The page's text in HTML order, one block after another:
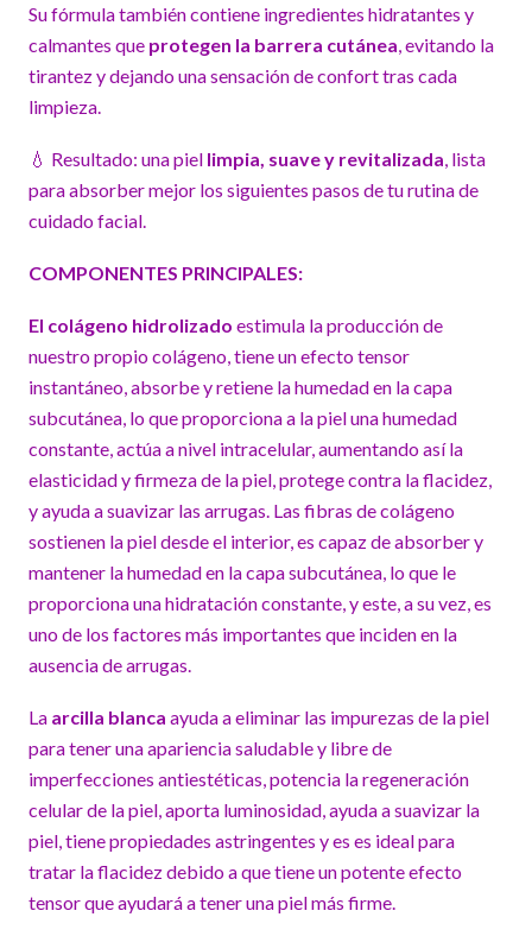
Su fórmula también contiene ingredientes hidratantes y
calmantes que protegen la barrera cutánea, evitando la
tirantez y dejando una sensación de confort tras cada
limpieza.
💧 Resultado: una piel limpia, suave y revitalizada, lista
para absorber mejor los siguientes pasos de tu rutina de
cuidado facial.
COMPONENTES PRINCIPALES:
El colágeno hidrolizado estimula la producción de
nuestro propio colágeno, tiene un efecto tensor
instantáneo, absorbe y retiene la humedad en la capa
subcutánea, lo que proporciona a la piel una humedad
constante, actúa a nivel intracelular, aumentando así la
elasticidad y firmeza de la piel, protege contra la flacidez,
y ayuda a suavizar las arrugas. Las fibras de colágeno
sostienen la piel desde el interior, es capaz de absorber y
mantener la humedad en la capa subcutánea, lo que le
proporciona una hidratación constante, y este, a su vez, es
uno de los factores más importantes que inciden en la
ausencia de arrugas.
La arcilla blanca ayuda a eliminar las impurezas de la piel
para tener una apariencia saludable y libre de
imperfecciones antiestéticas, potencia la regeneración
celular de la piel, aporta luminosidad, ayuda a suavizar la
piel, tiene propiedades astringentes y es es ideal para
tratar la flacidez debido a que tiene un potente efecto
tensor que ayudará a tener una piel más firme.